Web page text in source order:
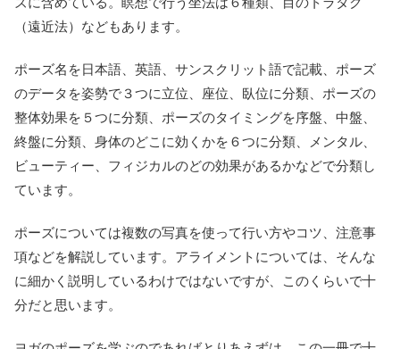
（遠近法）などもあります。
ポーズ名を日本語、英語、サンスクリット語で記載、ポーズ
のデータを姿勢で３つに立位、座位、臥位に分類、ポーズの
整体効果を５つに分類、ポーズのタイミングを序盤、中盤、
終盤に分類、身体のどこに効くかを６つに分類、メンタル、
ビューティー、フィジカルのどの効果があるかなどで分類し
ています。
ポーズについては複数の写真を使って行い方やコツ、注意事
項などを解説しています。アライメントについては、そんな
に細かく説明しているわけではないですが、このくらいで十
分だと思います。